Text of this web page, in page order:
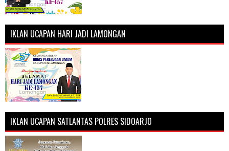
IKLAN UCAPAN HARI JADI LAMONGAN
IKLAN UCAPAN SATLANTAS POLRES SIDOARJO